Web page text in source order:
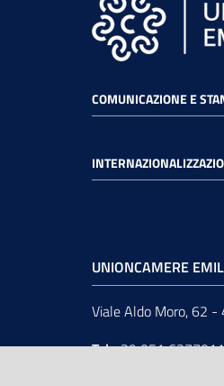
COMUNICAZIONE E
UNIONCAMERE
Viale Aldo Moro, 62
Tel+39 051 6377011